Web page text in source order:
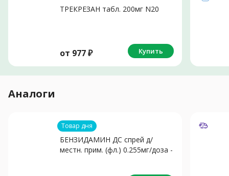
ТРЕКРЕЗАН табл. 200мг N20
от 977₽ Купить
Аналоги
Товар дня
БЕНЗИДАМИН ДС спрей д/
местн. прим. (фл.) 0.255мг/доза -